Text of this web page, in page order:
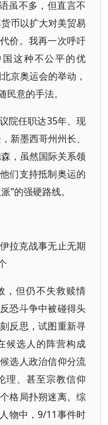
虽不多，但直言不
币以扩大对美贸易
价。我再一次呼吁
这种不公平的优
京奥运会的举动，
意的手法。
院任职达35年、现
新墨西哥州州长、
，虽然国际关系领
们支持抵制奥运的
”的强硬路线。
拉克战事无止无期
，但仍不失救赎情
恐斗争中被碰得头
反思，试图重新寻
候选人的阵营构成
选人政治信仰分流
理、甚至宗教信仰
格局扑朔迷离。综
物中，9/11事件时